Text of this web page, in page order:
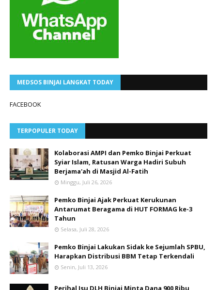
MEDSOS BINJAI LANGKAT TODAY
FACEBOOK
TERPOPULER TODAY
Kolaborasi AMPI dan Pemko Binjai Perkuat
Syiar Islam, Ratusan Warga Hadiri Subuh
Berjama'ah di Masjid Al-Fatih
Minggu, Juli 26, 2026
Pemko Binjai Ajak Perkuat Kerukunan
Antarumat Beragama di HUT FORMAG ke-3
Tahun
Selasa, Juli 28, 2026
Pemko Binjai Lakukan Sidak ke Sejumlah SPBU,
Harapkan Distribusi BBM Tetap Terkendali
Senin, Juli 13, 2026
Perihal Isu DLH Binjai Minta Dana 900 Ribu